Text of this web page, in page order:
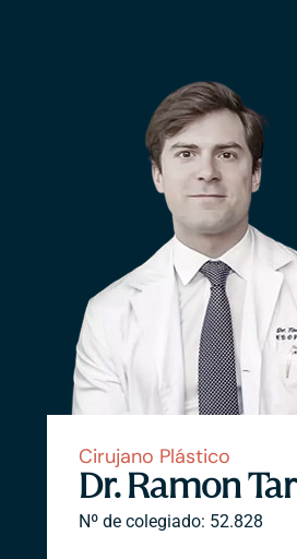
Cirujano Plástico
Dr. Ramon
Nº de colegiado: 52.828